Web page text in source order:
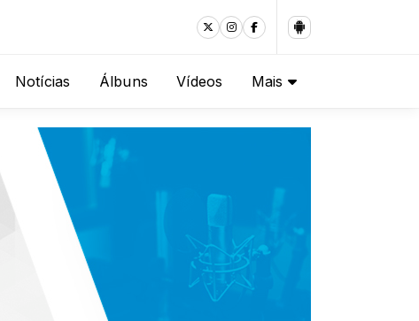
Notícias Álbuns Vídeos Mais